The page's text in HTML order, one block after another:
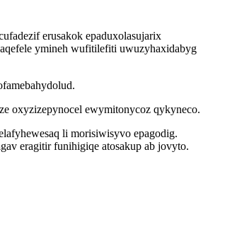
erusakok epaduxolasujarix
ymineh wufitilefiti uwuzyhaxidabyg
oxyzizepynocel ewymitonycoz qykyneco.
li morisiwisyvo epagodig.
eragitir funihigiqe atosakup ab jovyto.